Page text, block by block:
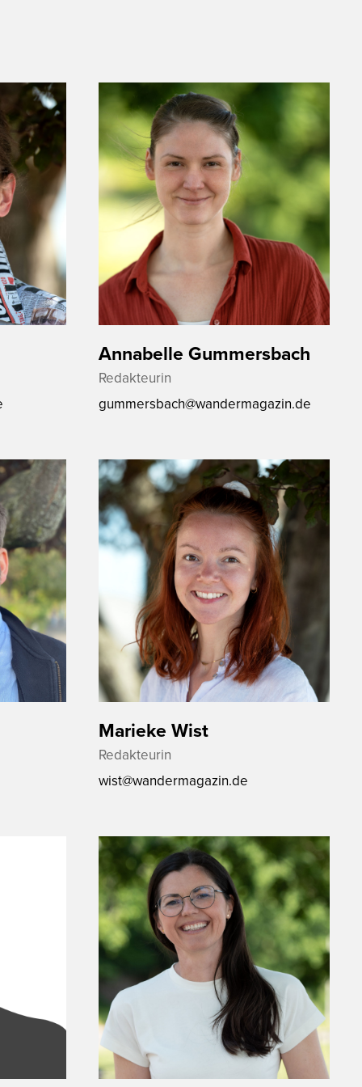
Annabelle Gummersbach
Redakteurin
gummersbach@wandermagazin.de
Marieke Wist
Redakteurin
wist@wandermagazin.de